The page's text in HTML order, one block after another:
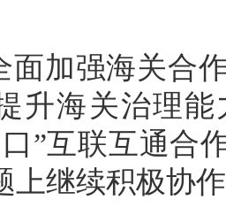
面加强海关合
升海关治理
”互联互通合
上继续积极协